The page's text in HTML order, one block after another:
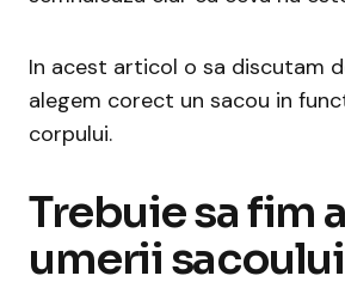
In acest articol o sa discutam
alegem corect un sacou in
corpului.
Trebuie sa fim
umerii sacoului